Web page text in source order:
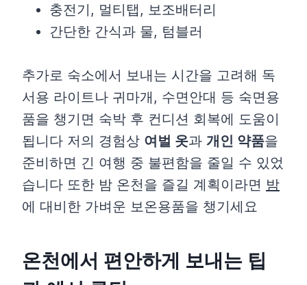
충전기, 멀티탭, 보조배터리
간단한 간식과 물, 텀블러
추가로 숙소에서 보내는 시간을 고려해 독
서용 라이트나 귀마개, 수면안대 등 숙면용
품을 챙기면 숙박 후 컨디션 회복에 도움이
됩니다 저의 경험상 여벌 옷과 개인 약품을
준비하면 긴 여행 중 불편함을 줄일 수 있었
습니다 또한 밤 온천을 즐길 계획이라면 밤
에 대비한 가벼운 보온용품을 챙기세요
온천에서 편안하게 보내는 팁